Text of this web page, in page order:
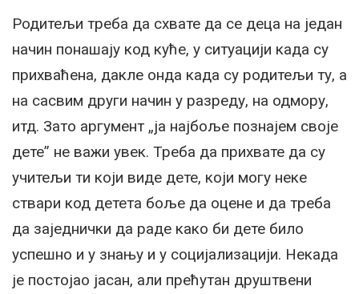
Родитељи треба да схвате да се деца на један
начин понашају код куће, у ситуацији када су
прихваћена, дакле онда када су родитељи ту, а
на сасвим други начин у разреду, на одмору,
итд. Зато аргумент „ја најбоље познајем своје
дете” не важи увек. Треба да прихвате да су
учитељи ти који виде дете, који могу неке
ствари код детета боље да оцене и да треба
да заједнички да раде како би дете било
успешно и у знању и у социјализацији. Некада
је постојао јасан, али прећутан друштвени